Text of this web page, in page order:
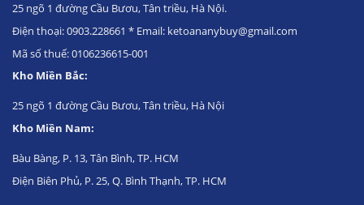
25 ngõ 1 đường Cầu Bươu, Tân triều, Hà Nội.
Điện thoại: 0903.228661 * Email: ketoananybuy@gmail.com
Mã số thuế: 0106236615-001
Kho Miền Bắc:
25 ngõ 1 đường Cầu Bươu, Tân triều, Hà Nội
Kho Miền Nam:
Bàu Bàng, P. 13, Tân Bình, TP. HCM
Điện Biên Phủ, P. 25, Q. Bình Thạnh, TP. HCM